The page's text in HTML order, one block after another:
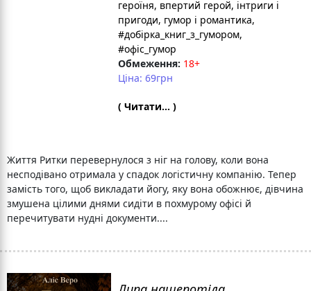
героїня, впертий герой, інтриги і
пригоди, гумор і романтика,
#добірка_книг_з_гумором,
#офіс_гумор
Обмеження: 18+
Ціна: 69грн
( Читати... )
Життя Ритки перевернулося з ніг на голову, коли вона
несподівано отримала у спадок логістичну компанію. Тепер
замість того, щоб викладати йогу, яку вона обожнює, дівчина
змушена цілими днями сидіти в похмурому офісі й
перечитувати нудні документи....